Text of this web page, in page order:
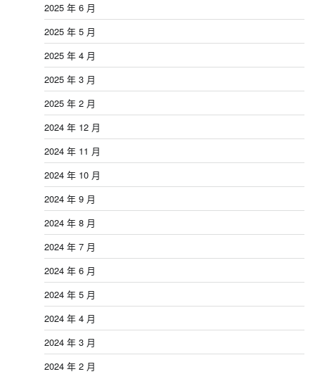
2025 年 6 月
2025 年 5 月
2025 年 4 月
2025 年 3 月
2025 年 2 月
2024 年 12 月
2024 年 11 月
2024 年 10 月
2024 年 9 月
2024 年 8 月
2024 年 7 月
2024 年 6 月
2024 年 5 月
2024 年 4 月
2024 年 3 月
2024 年 2 月